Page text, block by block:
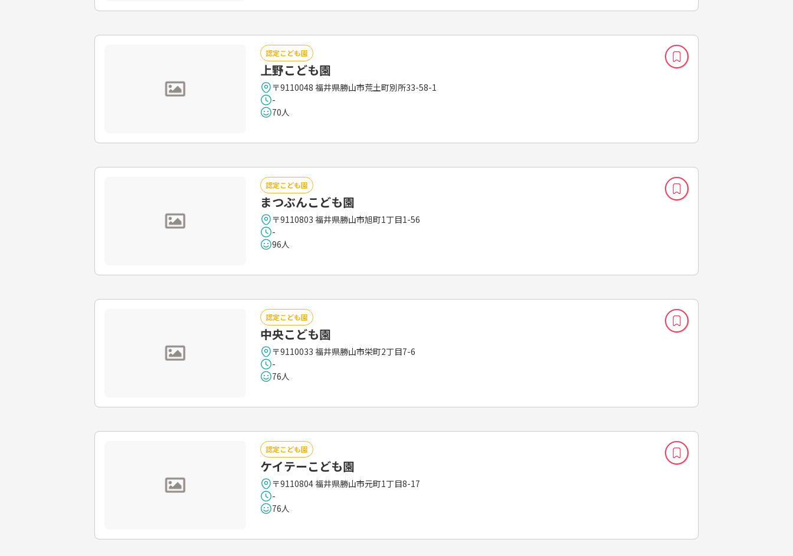
認定こども園
上野こども園
〒9110048 福井県勝山市荒土町別所33-58-1
-
70人
認定こども園
まつぶんこども園
〒9110803 福井県勝山市旭町1丁目1-56
-
96人
認定こども園
中央こども園
〒9110033 福井県勝山市栄町2丁目7-6
-
76人
認定こども園
ケイテーこども園
〒9110804 福井県勝山市元町1丁目8-17
-
76人